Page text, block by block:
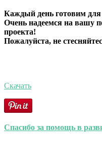
Каждый день готовим
Очень надеемся на вашу
проекта!
Пожалуйста, не
Скачать
Спасибо за помощь в